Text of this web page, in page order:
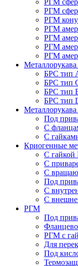
РГМ
РГМ
РГМ
РГМ
РГМ
РГМ
РГМ
БРС тип
БРС тип
БРС тип
БРС тип
Под
С
С
Криогенные
С
С
С
Под
С
С
РГМ
Под
РГМ с
Для
Под